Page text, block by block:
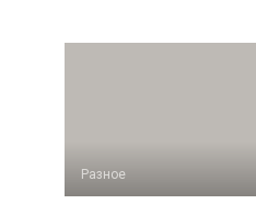
Разное